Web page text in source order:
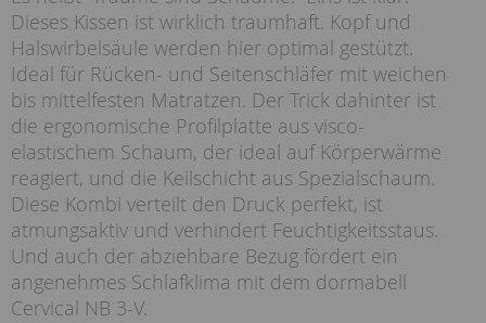
Dieses Kissen ist wirklich traumhaft. Kopf und
Halswirbelsäule werden hier optimal gestützt.
Ideal für Rücken- und Seitenschläfer mit weichen
bis mittelfesten Matratzen. Der Trick dahinter ist
die ergonomische Profilplatte aus visco-
elastischem Schaum, der ideal auf Körperwärme
reagiert, und die Keilschicht aus Spezialschaum.
Diese Kombi verteilt den Druck perfekt, ist
atmungsaktiv und verhindert Feuchtigkeitsstaus.
Und auch der abziehbare Bezug fördert ein
angenehmes Schlafklima mit dem dormabell
Cervical NB 3-V.